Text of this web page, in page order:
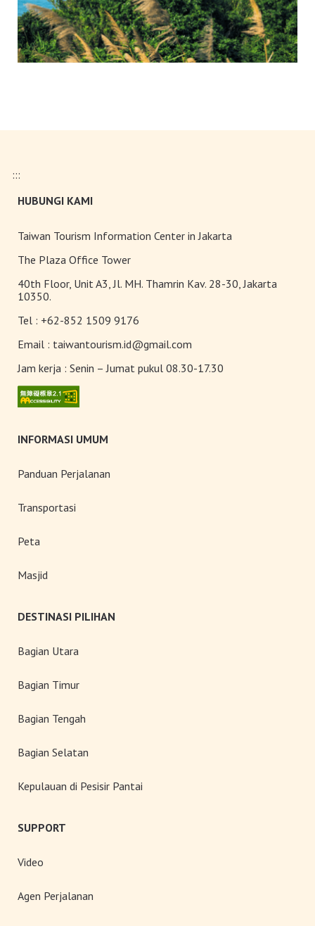
:::
HUBUNGI KAMI
Taiwan Tourism Information Center in Jakarta
The Plaza Office Tower
40th Floor, Unit A3, Jl. MH. Thamrin Kav. 28-30, Jakarta
10350.
Tel : +62-852 1509 9176
Email : taiwantourism.id@gmail.com
Jam kerja : Senin – Jumat pukul 08.30-17.30
INFORMASI UMUM
Panduan Perjalanan
Transportasi
Peta
Masjid
DESTINASI PILIHAN
Bagian Utara
Bagian Timur
Bagian Tengah
Bagian Selatan
Kepulauan di Pesisir Pantai
SUPPORT
Video
Agen Perjalanan